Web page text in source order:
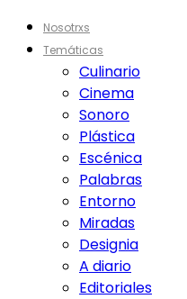
Nosotrxs
Temáticas
Culinario
Cinema
Sonoro
Plástica
Escénica
Palabras
Entorno
Miradas
Designia
A diario
Editoriales